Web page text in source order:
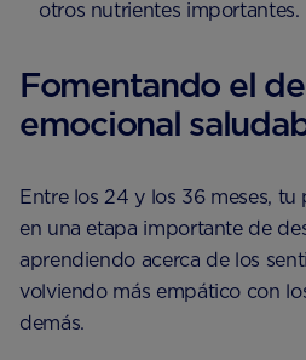
otros nutrientes importantes.
Fomentando el
emocional
Entre los 24 y los 36 meses, tu
en una etapa importante de
aprendiendo acerca de los
volviendo más empático con
demás.